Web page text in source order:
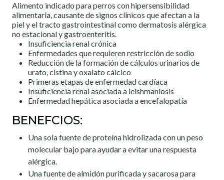
Alimento indicado para perros con hipersensibilidad
alimentaria, causante de signos clínicos que afectan a la
piel y el tracto gastrointestinal como dermatosis alérgica
no estacional y gastroenteritis.
Insuficiencia renal crónica
Enfermedades que requieren restricción de sodio
Reducción de la formación de cálculos urinarios de
urato, cistina y oxalato cálcico
Primeras etapas de enfermedad cardíaca
Insuficiencia renal asociada a leishmaniosis
Enfermedad hepática asociada a encefalopatía
BENEFCIOS:
Una sola fuente de proteína hidrolizada con un peso
molecular bajo para ayudar a evitar una respuesta
alérgica.
Una fuente de almidón purificada y sacarosa para